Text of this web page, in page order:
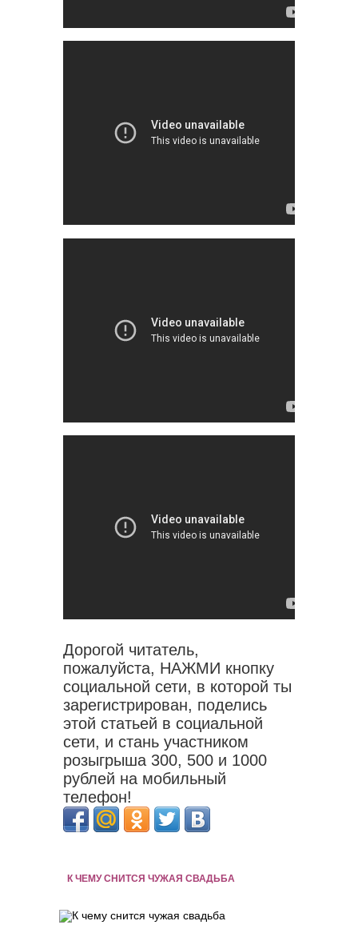
Дорогой читатель,
пожалуйста, НАЖМИ кнопку
социальной сети, в которой ты
зарегистрирован, поделись
этой статьей в социальной
сети, и стань участником
розыгрыша 300, 500 и 1000
рублей на мобильный
телефон!
К ЧЕМУ СНИТСЯ ЧУЖАЯ СВАДЬБА